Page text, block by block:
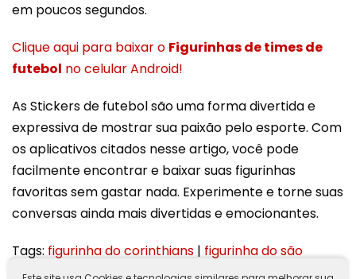
em poucos segundos.
Clique aqui para baixar o Figurinhas de times de
futebol no celular Android!
As Stickers de futebol são uma forma divertida e
expressiva de mostrar sua paixão pelo esporte. Com
os aplicativos citados nesse artigo, você pode
facilmente encontrar e baixar suas figurinhas
favoritas sem gastar nada. Experimente e torne suas
conversas ainda mais divertidas e emocionantes.
Tags: figurinha do corinthians | figurinha do são
paulo|figurinhas do flamengo|Futebol ao